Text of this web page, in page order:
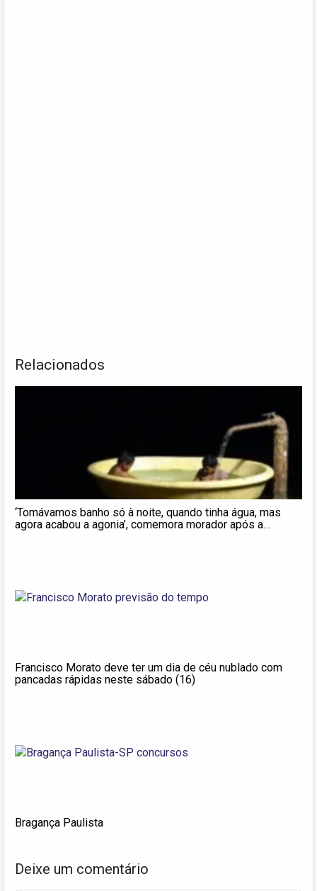
Relacionados
‘Tomávamos banho só à noite, quando tinha água, mas
agora acabou a agonia’, comemora morador após a
Francisco Morato deve ter um dia de céu nublado com
pancadas rápidas neste sábado (16)
Bragança Paulista
Deixe um comentário